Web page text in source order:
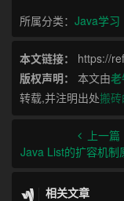
所属分类： Java学习
本文链接：
https://
版权声明：
本文由
转载,并注明出处搬
上一篇
Java List的扩容机制
相关文章